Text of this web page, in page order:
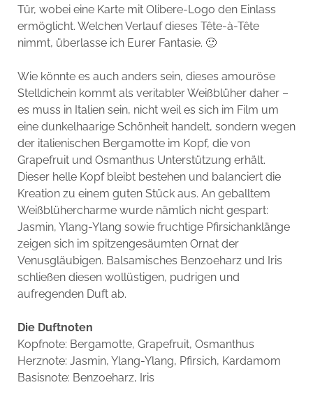
Tür, wobei eine Karte mit Olibere-Logo den Einlass
ermöglicht. Welchen Verlauf dieses Tête-à-Tête
nimmt, überlasse ich Eurer Fantasie. 🙂
Wie könnte es auch anders sein, dieses amouröse
Stelldichein kommt als veritabler Weißblüher daher –
es muss in Italien sein, nicht weil es sich im Film um
eine dunkelhaarige Schönheit handelt, sondern wegen
der italienischen Bergamotte im Kopf, die von
Grapefruit und Osmanthus Unterstützung erhält.
Dieser helle Kopf bleibt bestehen und balanciert die
Kreation zu einem guten Stück aus. An geballtem
Weißblühercharme wurde nämlich nicht gespart:
Jasmin, Ylang-Ylang sowie fruchtige Pfirsichanklänge
zeigen sich im spitzengesäumten Ornat der
Venusgläubigen. Balsamisches Benzoeharz und Iris
schließen diesen wollüstigen, pudrigen und
aufregenden Duft ab.
Die Duftnoten
Kopfnote: Bergamotte, Grapefruit, Osmanthus
Herznote: Jasmin, Ylang-Ylang, Pfirsich, Kardamom
Basisnote: Benzoeharz, Iris